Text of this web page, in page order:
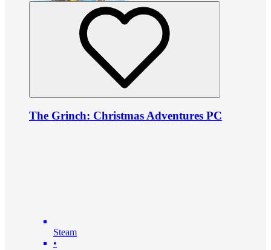
The Grinch: Christmas Adventures PC
Steam
•